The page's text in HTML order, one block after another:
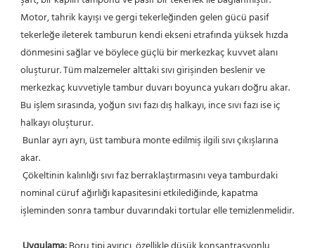
Motor, tahrik kayışı ve gergi tekerleğinden gelen gücü pasif
tekerleğe ileterek tamburun kendi ekseni etrafında yüksek hızda
dönmesini sağlar ve böylece güçlü bir merkezkaç kuvvet alanı
oluşturur. Tüm malzemeler alttaki sıvı girişinden beslenir ve
merkezkaç kuvvetiyle tambur duvarı boyunca yukarı doğru akar.
Bu işlem sırasında, yoğun sıvı fazı dış halkayı, ince sıvı fazı ise iç
halkayı oluşturur.
akar.
nominal cüruf ağırlığı kapasitesini etkilediğinde, kapatma
işleminden sonra tambur duvarındaki tortular elle temizlenmelidir.